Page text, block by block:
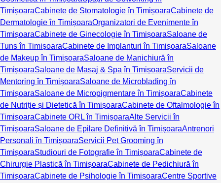
TimișoaraCabinete de Stomatologie în TimișoaraCabinete de
Dermatologie în TimișoaraOrganizatori de Evenimente în
TimișoaraCabinete de Ginecologie în TimișoaraSaloane de
Tuns în TimișoaraCabinete de Implanturi în TimișoaraSaloane
de Makeup în TimișoaraSaloane de Manichiură în
TimișoaraSaloane de Masaj & Spa în TimișoaraServicii de
Mentoring în TimișoaraSaloane de Microblading în
TimișoaraSaloane de Micropigmentare în TimișoaraCabinete
de Nutriție și Dietetică în TimișoaraCabinete de Oftalmologie în
TimișoaraCabinete ORL în TimișoaraAlte Servicii în
TimișoaraSaloane de Epilare Definitivă în TimișoaraAntrenori
Personali în TimișoaraServicii Pet Grooming în
TimișoaraStudiouri de Fotografie în TimișoaraCabinete de
Chirurgie Plastică în TimișoaraCabinete de Pedichiură în
TimișoaraCabinete de Psihologie în TimișoaraCentre Sportive